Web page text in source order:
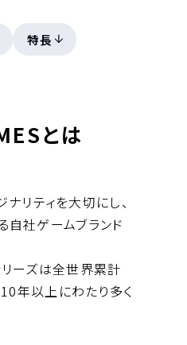
特長
とは
リティを大切にし、
自社ゲームブランド
リーズは全世界累計
年以上にわたり多く